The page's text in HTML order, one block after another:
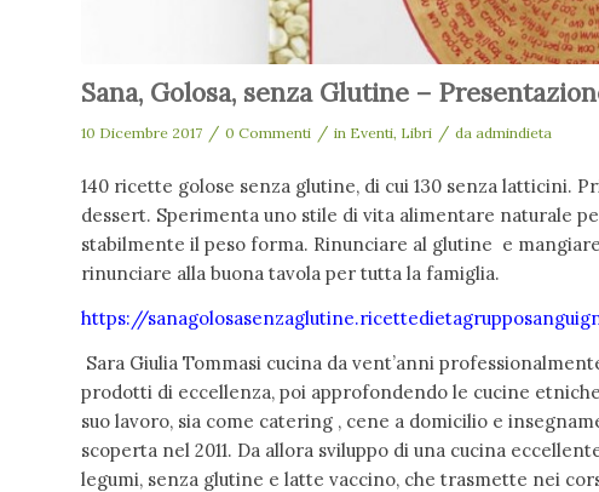
Sana, Golosa, senza Glutine –
10 Dicembre 2017 / 0 Commenti / in Eventi, Libri / da admindieta
140 ricette golose senza glutine, di cui 130 senza latticini.
dessert. Sperimenta uno stile di vita alimentare naturale
stabilmente il peso forma. Rinunciare al glutine e
rinunciare alla buona tavola per tutta la famiglia.
https://
Sara Giulia Tommasi cucina da vent’anni
prodotti di eccellenza, poi approfondendo le cucine
suo lavoro, sia come catering , cene a domicilio e
scoperta nel 2011. Da allora sviluppo di una cucina
legumi, senza glutine e latte vaccino, che trasmette nei